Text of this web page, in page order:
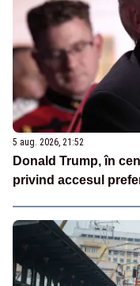
5 aug. 2026, 21:52
Donald Trump, în
privind accesul